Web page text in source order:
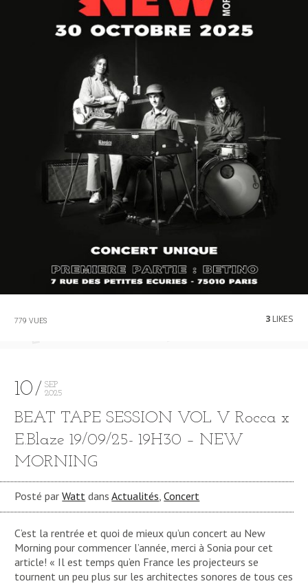
779 VUES 3LIKES
10
SEP
2025
BEAT TAPE SESSION VOL V Rocca x
E.Blaze 19/09/25- 19H30 – NEW
MORNING
Posté parWatt dansActualités,Concert
C’est la rentrée et quoi de mieux qu’un concert au New
Morning pour commencer l’année, merci à Sonia pour cet
article! « Il est temps qu’en France les projecteurs se
tournent un peu plus sur les architectes sonores de tous ces